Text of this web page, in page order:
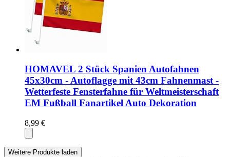
HOMAVEL 2 Stück Spanien Autofahnen
45x30cm - Autoflagge mit 43cm Fahnenmast -
Wetterfeste Fensterfahne für Weltmeisterschaft
EM Fußball Fanartikel Auto Dekoration
8,99 €
Weitere Produkte laden